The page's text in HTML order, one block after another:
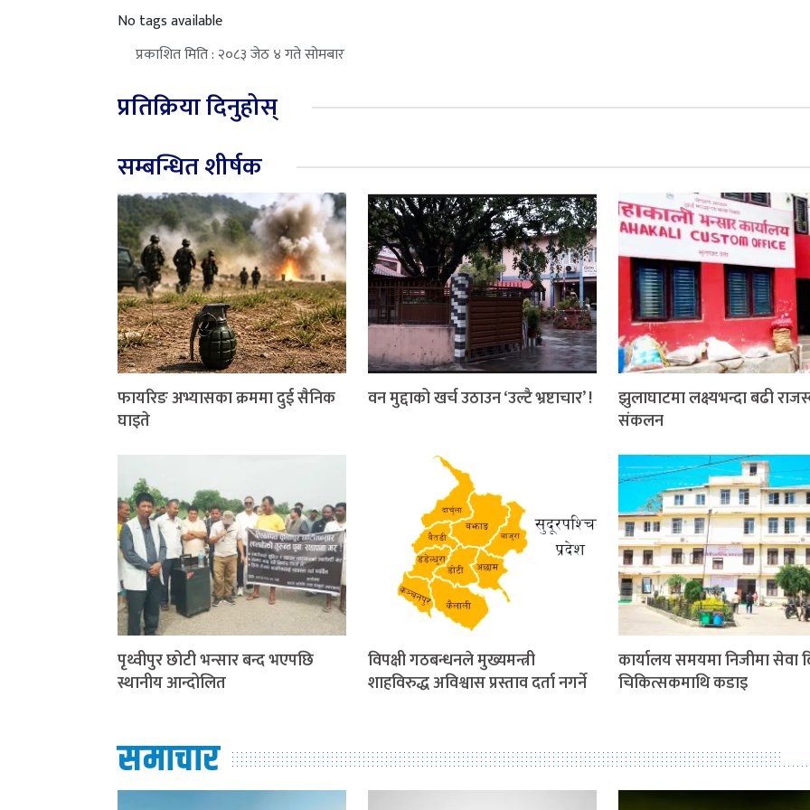
No tags available
प्रकाशित मिति : २०८३ जेठ ४ गते सोमबार
प्रतिक्रिया दिनुहोस्
सम्बन्धित शीर्षक
फायरिङ अभ्यासका क्रममा दुई सैनिक
घाइते
वन मुद्दाको खर्च उठाउन ‘उल्टै भ्रष्टाचार’ !
झुलाघाटमा लक्ष्यभन्दा बढी
संकलन
पृथ्वीपुर छोटी भन्सार बन्द भएपछि
स्थानीय आन्दोलित
विपक्षी गठबन्धनले मुख्यमन्त्री
शाहविरुद्ध अविश्वास प्रस्ताव दर्ता नगर्ने
कार्यालय समयमा निजीमा सेवा
चिकित्सकमाथि कडाइ
समाचार